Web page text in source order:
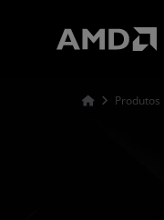
Produtos